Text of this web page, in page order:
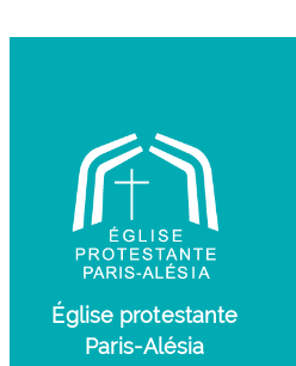
Église protestante
Paris-Alésia